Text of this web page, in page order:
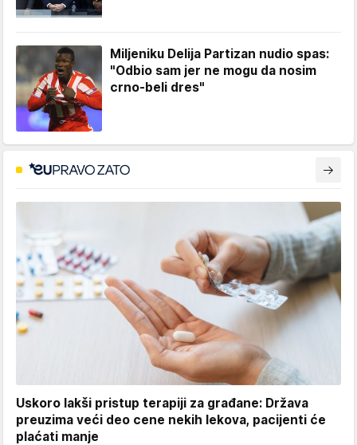
Miljeniku Delija Partizan nudio spas:
"Odbio sam jer ne mogu da nosim
crno-beli dres"
Uskoro lakši pristup terapiji za građane: Država
preuzima veći deo cene nekih lekova, pacijenti će
plaćati manje